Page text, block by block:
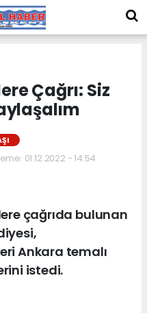
Çağrı: Siz
01.12.2022 - 14:54
çağrıda bulunan
Ankara temalı
istedi.